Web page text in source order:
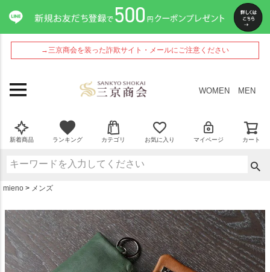
→三京商会を装った詐欺サイト・メールにご注意ください
WOMEN MEN
新着商品 ランキング カテゴリ お気に入り マイページ カート
mieno メンズ
ペー
ジト
ップ
へ